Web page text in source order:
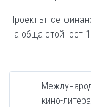
Проектът се
на обща стойност
кино-